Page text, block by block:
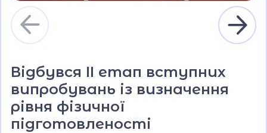
Відбувся ІІ етап вступних
випробувань із визначення
рівня фізичної
підготовленості